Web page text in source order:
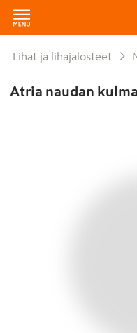
Lihat ja lihajalosteet
Atria naudan